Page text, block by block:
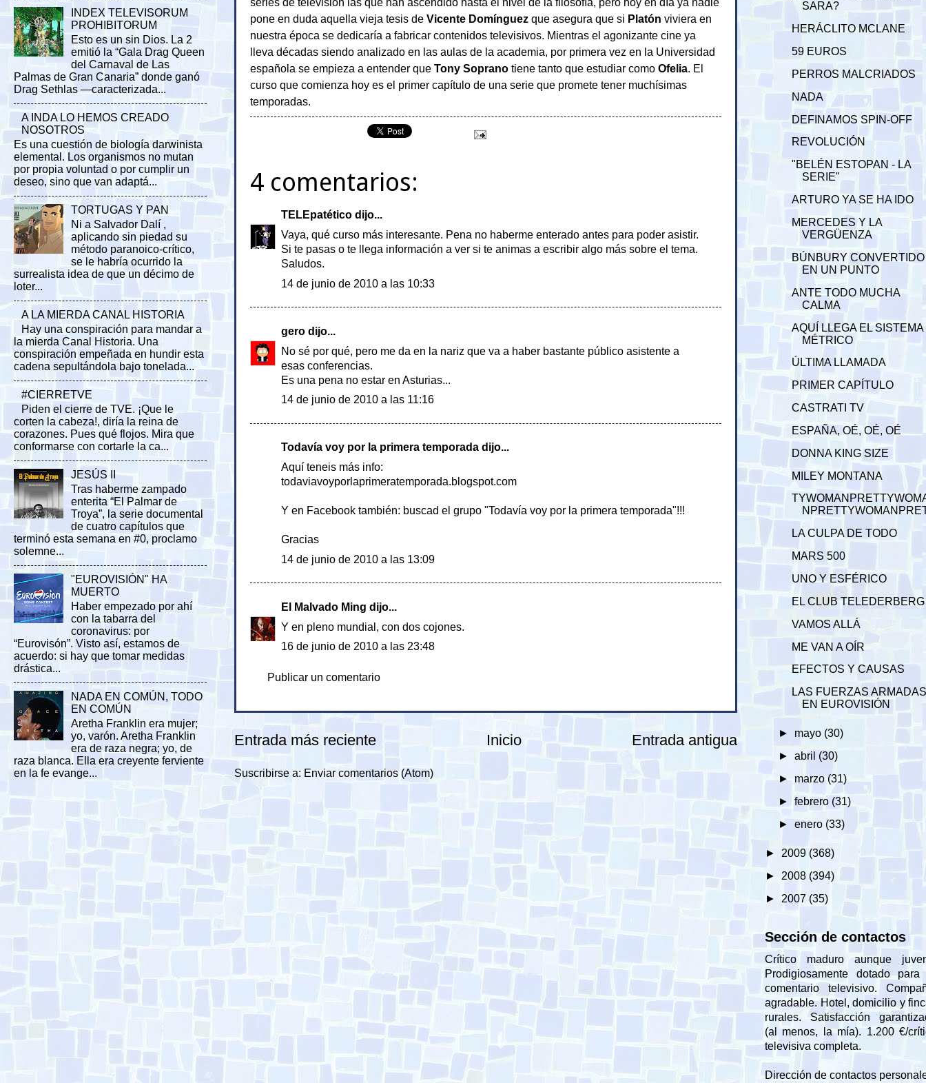
pone en duda aquella vieja tesis de Vicente Domínguez que asegura que si Platón viviera en
nuestra época se dedicaría a fabricar contenidos televisivos. Mientras el agonizante cine ya
lleva décadas siendo analizado en las aulas de la academia, por primera vez en la Universidad
española se empieza a entender que Tony Soprano tiene tanto que estudiar como Ofelia. El
curso que comienza hoy es el primer capítulo de una serie que promete tener muchísimas
temporadas.
4 comentarios:
TELEpatético dijo...
Vaya, qué curso más interesante. Pena no haberme enterado antes para poder asistir.
Si te pasas o te llega información a ver si te animas a escribir algo más sobre el tema.
Saludos.
14 de junio de 2010 a las 10:33
gero dijo...
No sé por qué, pero me da en la nariz que va a haber bastante público asistente a
esas conferencias.
Es una pena no estar en Asturias...
14 de junio de 2010 a las 11:16
Todavía voy por la primera temporada dijo...
Aquí teneis más info:
todaviavoyporlaprimeratemporada.blogspot.com
Y en Facebook también: buscad el grupo "Todavía voy por la primera temporada"!!!
Gracias
14 de junio de 2010 a las 13:09
El Malvado Ming dijo...
Y en pleno mundial, con dos cojones.
16 de junio de 2010 a las 23:48
Publicar un comentario
Entrada más reciente Entrada antigua
Inicio
Suscribirse a: Enviar comentarios (Atom)
INDEX TELEVISORUM
PROHIBITORUM
Esto es un sin Dios. La 2
emitió la “Gala Drag Queen
del Carnaval de Las
Palmas de Gran Canaria” donde ganó
Drag Sethlas —caracterizada...
A INDA LO HEMOS CREADO
NOSOTROS
Es una cuestión de biología darwinista
elemental. Los organismos no mutan
por propia voluntad o por cumplir un
deseo, sino que van adaptá...
TORTUGAS Y PAN
Ni a Salvador Dalí ,
aplicando sin piedad su
método paranoico-crítico,
se le habría ocurrido la
surrealista idea de que un décimo de
loter...
A LA MIERDA CANAL HISTORIA
Hay una conspiración para mandar a
la mierda Canal Historia. Una
conspiración empeñada en hundir esta
cadena sepultándola bajo tonelada...
#CIERRETVE
Piden el cierre de TVE. ¡Que le
corten la cabeza!, diría la reina de
corazones. Pues qué flojos. Mira que
conformarse con cortarle la ca...
JESÚS II
Tras haberme zampado
enterita “El Palmar de
Troya”, la serie documental
de cuatro capítulos que
terminó esta semana en #0, proclamo
solemne...
"EUROVISIÓN" HA
MUERTO
Haber empezado por ahí
con la tabarra del
coronavirus: por
“Eurovisón”. Visto así, estamos de
acuerdo: si hay que tomar medidas
drástica...
NADA EN COMÚN, TODO
EN COMÚN
Aretha Franklin era mujer;
yo, varón. Aretha Franklin
era de raza negra; yo, de
raza blanca. Ella era creyente ferviente
en la fe evange...
SARA?
HERÁCLITO MCLANE
59 EUROS
PERROS MALCRIADOS
NADA
DEFINAMOS SPIN-OFF
REVOLUCIÓN
"BELÉN ESTOPAN - LA
SERIE"
ARTURO YA SE HA IDO
MERCEDES Y LA
VERGÜENZA
BÚNBURY CONVERTIDO
EN UN PUNTO
ANTE TODO MUCHA
CALMA
AQUÍ LLEGA EL SISTEMA
MÉTRICO
ÚLTIMA LLAMADA
PRIMER CAPÍTULO
CASTRATI TV
ESPAÑA, OÉ, OÉ, OÉ
DONNA KING SIZE
MILEY MONTANA
LA CULPA DE TODO
MARS 500
UNO Y ESFÉRICO
EL CLUB TELEDERBERG
VAMOS ALLÁ
ME VAN A OÍR
EFECTOS Y CAUSAS
LAS FUERZAS
EN EUROVISIÓN
► mayo (30)
► abril (30)
► marzo(31)
► febrero (31)
► enero (33)
► 2009 (368)
► 2008 (394)
► 2007 (35)
Sección de contactos
Crítico maduro aunque
Prodigiosamente dotado
comentario televisivo.
agradable. Hotel, domicilio y
rurales. Satisfacción
(al menos, la mía). 1.200 €/
televisiva completa.
Dirección de contactos